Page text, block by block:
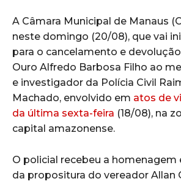
A Câmara Municipal de Manaus
neste domingo (20/08), que vai
para o cancelamento e
Ouro Alfredo Barbosa Filho ao
e investigador da Polícia Civil
Machado, envolvido em atos de
da última sexta-feira (18/08), na
capital amazonense.
O policial recebeu a homenagem
da propositura do vereador Allan